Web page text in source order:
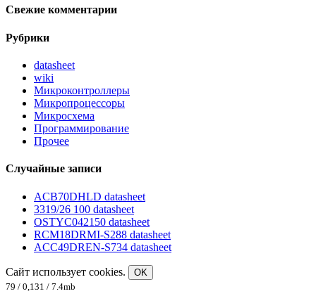
Свежие комментарии
Рубрики
datasheet
wiki
Микроконтроллеры
Микропроцессоры
Микросхема
Программирование
Прочее
Случайные записи
ACB70DHLD datasheet
3319/26 100 datasheet
OSTYC042150 datasheet
RCM18DRMI-S288 datasheet
ACC49DREN-S734 datasheet
Сайт использует cookies.
OK
79 / 0,131 / 7.4mb